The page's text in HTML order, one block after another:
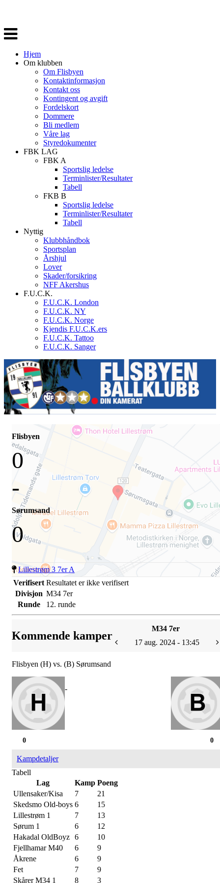
Veksle
navigasjon
Hjem
Om klubben
Om Flisbyen
Kontaktinformasjon
Kontakt oss
Kontingent og avgift
Fordelskort
Dommere
Bli medlem
Våre lag
Styredokumenter
FBK LAG
FBK A
Sportslig ledelse
Terminlister/Resultater
Tabell
FKB B
Sportslig ledelse
Terminlister/Resultater
Tabell
Nyttig
Klubbhåndbok
Sportsplan
Årshjul
Lover
Skader/forsikring
NFF Akershus
F.U.C.K.
F.U.C.K. London
F.U.C.K. NY
F.U.C.K. Norge
Kjendis F.U.C.K.ers
F.U.C.K. Tattoo
F.U.C.K. Sanger
Flisbyen
0
-
Sørumsand
0
Lillestrøm 3 7er A
Verifisert Resultatet er ikke verifisert
Divisjon M34 7er
Runde
12. runde
Kommende kamper
M34 7er
17 aug. 2024 - 13:45
Flisbyen (H) vs. (B) Sørumsand
-
0
0
Kampdetaljer
Tabell
Lag
Kamp Poeng
Ullensaker/Kisa
7
21
Skedsmo Old-boys 6
15
Lillestrøm 1
7
13
Sørum 1
6
12
Hakadal OldBoyz 6
10
Fjellhamar M40
6
9
Åkrene
6
9
Fet
7
9
Skårer M34 1
8
3